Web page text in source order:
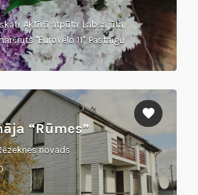
Aktīvā atpūta, Labsajūta,
"EuroVelo 11", Pastaigu
“Rūmes”
novads